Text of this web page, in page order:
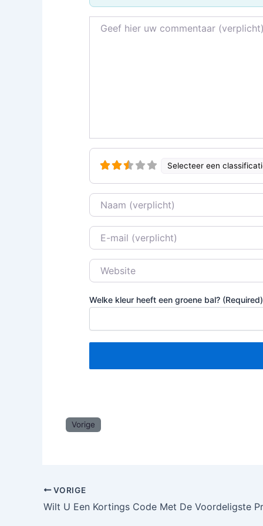
Selecteer een
Naam
E-mail
Website
Welke kleur heeft een groene bal? (Required)
Vorige
VORIGE
Wilt U Een Kortings Code Met De Voordeligste